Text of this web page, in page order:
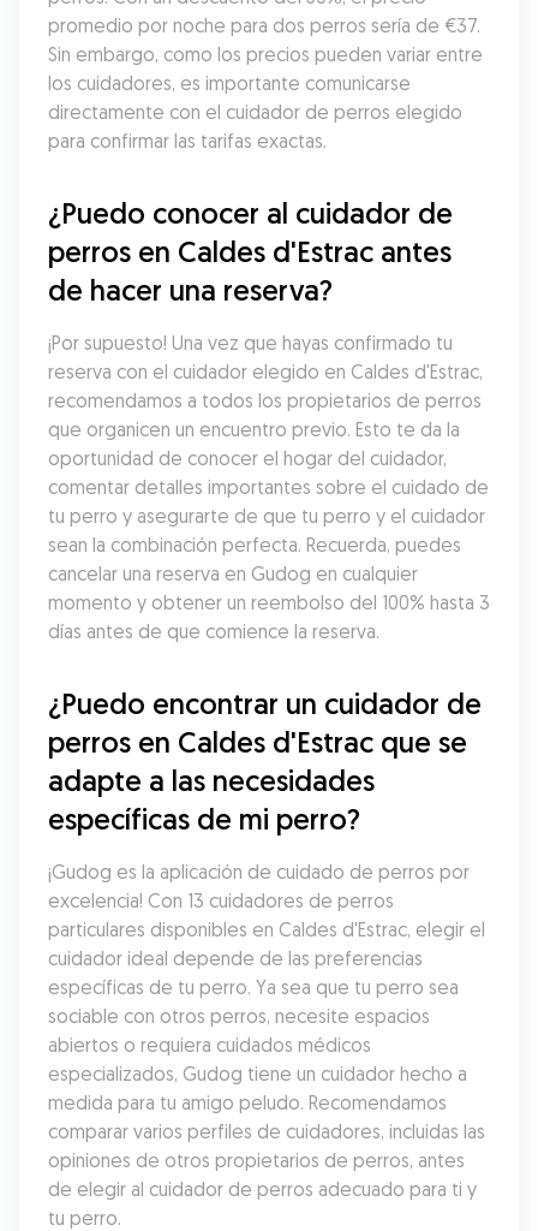
promedio por noche para dos perros sería de €37.
Sin embargo, como los precios pueden variar entre
los cuidadores, es importante comunicarse
directamente con el cuidador de perros elegido
para confirmar las tarifas exactas.
¿Puedo conocer al cuidador de
perros en Caldes d'Estrac antes
de hacer una reserva?
¡Por supuesto! Una vez que hayas confirmado tu
reserva con el cuidador elegido en Caldes d'Estrac,
recomendamos a todos los propietarios de perros
que organicen un encuentro previo. Esto te da la
oportunidad de conocer el hogar del cuidador,
comentar detalles importantes sobre el cuidado de
tu perro y asegurarte de que tu perro y el cuidador
sean la combinación perfecta. Recuerda, puedes
cancelar una reserva en Gudog en cualquier
momento y obtener un reembolso del 100% hasta 3
días antes de que comience la reserva.
¿Puedo encontrar un cuidador de
perros en Caldes d'Estrac que se
adapte a las necesidades
específicas de mi perro?
¡Gudog es la aplicación de cuidado de perros por
excelencia! Con 13 cuidadores de perros
particulares disponibles en Caldes d'Estrac, elegir el
cuidador ideal depende de las preferencias
específicas de tu perro. Ya sea que tu perro sea
sociable con otros perros, necesite espacios
abiertos o requiera cuidados médicos
especializados, Gudog tiene un cuidador hecho a
medida para tu amigo peludo. Recomendamos
comparar varios perfiles de cuidadores, incluidas las
opiniones de otros propietarios de perros, antes
de elegir al cuidador de perros adecuado para ti y
tu perro.